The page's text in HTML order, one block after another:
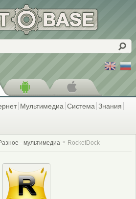
Мультимедиа Система Знания
- мультимедиа RocketDock